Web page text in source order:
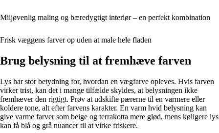
Miljøvenlig maling og bæredygtigt interiør – en perfekt kombination
Frisk væggens farver op uden at male hele fladen
Brug belysning til at fremhæve farven
Lys har stor betydning for, hvordan en vægfarve opleves. Hvis farven
virker trist, kan det i mange tilfælde skyldes, at belysningen ikke
fremhæver den rigtigt. Prøv at udskifte pærerne til en varmere eller
koldere tone, alt efter farvens karakter. En varm hvid belysning kan
give varme farver som beige og terrakotta mere glød, mens køligere lys
kan få blå og grå nuancer til at virke friskere.